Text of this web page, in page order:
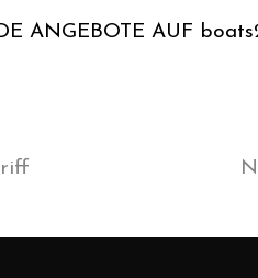
ANGEBOTE AUF